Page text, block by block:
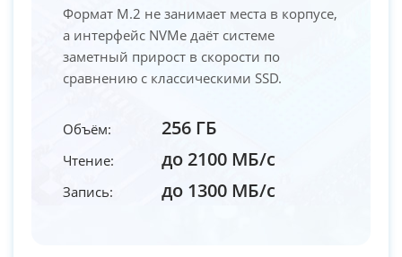
Формат M.2 не занимает места в корпусе,
а интерфейс NVMe даёт системе
заметный прирост в скорости по
сравнению с классическими SSD.
Объём: 256 ГБ
Чтение: до 2100 МБ/с
Запись: до 1300 МБ/с